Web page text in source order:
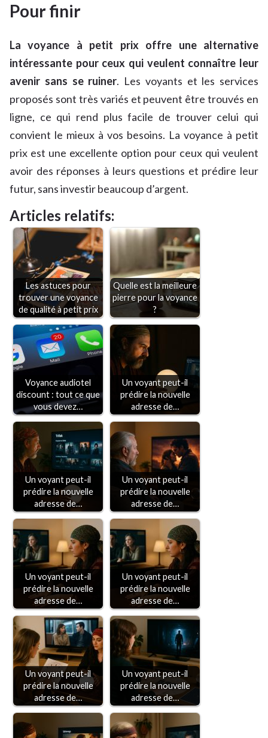
Pour finir
La voyance à petit prix offre une alternative
intéressante pour ceux qui veulent connaître leur
avenir sans se ruiner. Les voyants et les services
proposés sont très variés et peuvent être trouvés en
ligne, ce qui rend plus facile de trouver celui qui
convient le mieux à vos besoins. La voyance à petit
prix est une excellente option pour ceux qui veulent
avoir des réponses à leurs questions et prédire leur
futur, sans investir beaucoup d’argent.
Articles relatifs:
Les astuces pour
trouver une voyance
de qualité à petit prix
Quelle est la meilleure
pierre pour la voyance
?
Voyance audiotel
discount : tout ce que
vous devez…
Un voyant peut-il
prédire la nouvelle
adresse de…
Un voyant peut-il
prédire la nouvelle
adresse de…
Un voyant peut-il
prédire la nouvelle
adresse de…
Un voyant peut-il
prédire la nouvelle
adresse de…
Un voyant peut-il
prédire la nouvelle
adresse de…
Un voyant peut-il
prédire la nouvelle
adresse de…
Un voyant peut-il
prédire la nouvelle
adresse de…